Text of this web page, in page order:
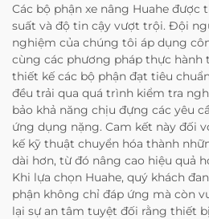
Các bộ phận xe nâng Huahe được
suất và độ tin cậy vượt trội. Đội
nghiệm của chúng tôi áp dụng
cùng các phương pháp thực
thiết kế các bộ phận đạt tiêu
đều trải qua quá trình kiểm tra
bảo khả năng chịu đựng các yêu
ứng dụng nặng. Cam kết này đối
kế kỹ thuật chuyển hóa thành
dài hơn, từ đó nâng cao hiệu quả
Khi lựa chọn Huahe, quý khách
phận không chỉ đáp ứng mà còn
lại sự an tâm tuyệt đối rằng thiết